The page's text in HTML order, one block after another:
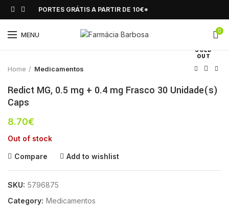
PORTES GRÁTIS A PARTIR DE 10€*
MENU 0
SOLD
OUT
Click to enlarge
Home Medicamentos
Redict MG, 0.5 mg + 0.4 mg Frasco 30 Unidade(s)
Caps
8.70€
Out of stock
Compare Add to wishlist
SKU: 5796875
Category: Medicamentos